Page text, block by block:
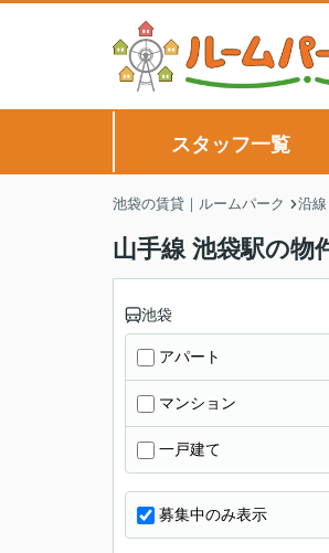
スタッフ一覧
池袋の賃貸｜ルームパーク 沿
山手線 池袋駅の物
池袋
アパート
マンション
一戸建て
募集中のみ表示